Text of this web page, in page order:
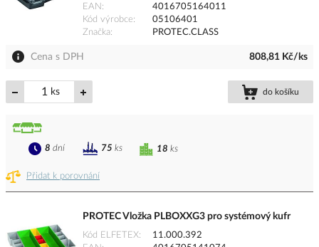
EAN
4016705164011
Kód výrobce
05106401
Značka
PROTEC.CLASS
Cena s DPH 808,81 Kč/ks
ks do košíku
Přidat k porovnání
18 ks
8 dní 75 ks
PROTEC Vložka PLBOXXG3 pro systémový kufr
Kód ELFETEX
11.000.392